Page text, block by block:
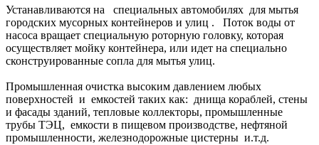
Устанавливаются на специальных автомобилях для мытья
городских мусорных контейнеров и улиц . Поток воды от
насоса вращает специальную роторную головку, которая
осуществляет мойку контейнера, или идет на специально
сконструированные сопла для мытья улиц.
Промышленная очистка высоким давлением любых
поверхностей и емкостей таких как: днища кораблей, стены
и фасады зданий, тепловые коллекторы, промышленные
трубы ТЭЦ, емкости в пищевом производстве, нефтяной
промышленности, железнодорожные цистерны и.т.д.